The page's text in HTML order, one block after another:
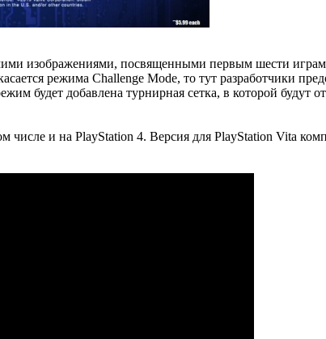
изображениями, посвященными первым шести
режима Challenge Mode, то тут разработчики
будет добавлена турнирная сетка, в которой будут
и на PlayStation 4. Версия для PlayStation Vita